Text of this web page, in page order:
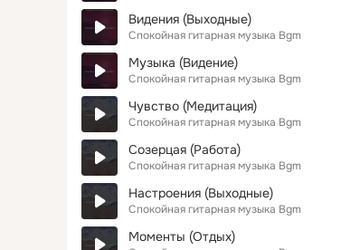
Видения (Выходные)
Спокойная гитарная музыка Bgm
Музыка (Видение)
Спокойная гитарная музыка Bgm
Чувство (Медитация)
Спокойная гитарная музыка Bgm
Созерцая (Работа)
Спокойная гитарная музыка Bgm
Настроения (Выходные)
Спокойная гитарная музыка Bgm
Моменты (Отдых)